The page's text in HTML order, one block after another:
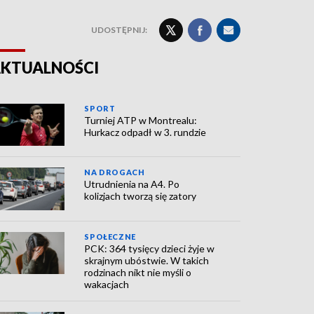
UDOSTĘPNIJ:
SPORT
Turniej ATP w Montrealu:
Hurkacz odpadł w 3. rundzie
NA DROGACH
Utrudnienia na A4. Po
kolizjach tworzą się zatory
SPOŁECZNE
PCK: 364 tysięcy dzieci żyje w
skrajnym ubóstwie. W takich
rodzinach nikt nie myśli o
wakacjach